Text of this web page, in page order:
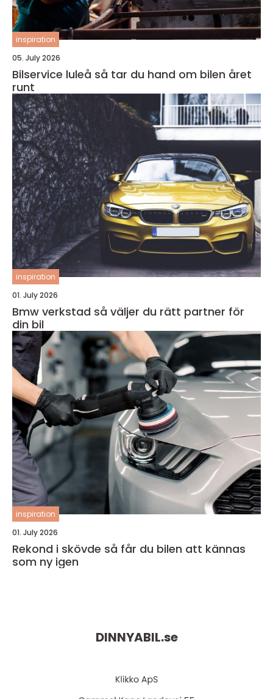
inspiration
05. July 2026
Bilservice luleå så tar du hand om bilen året
runt
inspiration
01. July 2026
Bmw verkstad så väljer du rätt partner för
din bil
inspiration
01. July 2026
Rekond i skövde så får du bilen att kännas
som ny igen
DINNYABIL.se